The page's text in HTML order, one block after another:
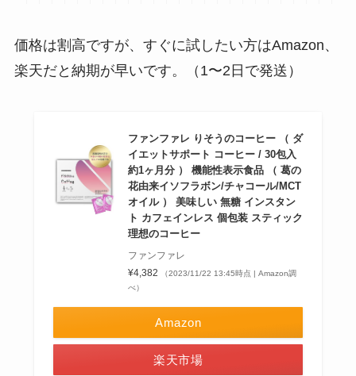
価格は割高ですが、すぐに試したい方はAmazon、
楽天だと納期が早いです。（1〜2日で発送）
ファンファレ りそうのコーヒー （ ダ
イエットサポート コーヒー / 30包入
約1ヶ月分 ） 機能性表示食品 （ 葛の
花由来イソフラボン/チャコール/MCT
オイル ） 美味しい 無糖 インスタン
ト カフェインレス 個包装 スティック
理想のコーヒー
ファンファレ
¥4,382
（2023/11/22 13:45時点 | Amazon調
べ）
Amazon
楽天市場